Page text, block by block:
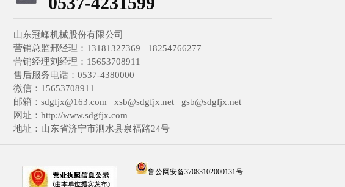
山东冠峰机械股份有限公司
营销总监邢经理：13181327369 18254766277
营销经理刘经理：15653708911
售后服务电话：0537-4380000
微信：15653708911
邮箱：sdgfjx@163.com xsb@sdgfjx.net gsb@sdgfjx.net
网址：http://www.sdgfjx.com
地址：山东省济宁市泗水县泉福路24号
鲁公网安备37083102000131号